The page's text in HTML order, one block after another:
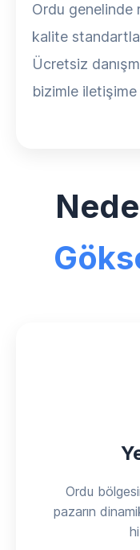
Ordu
kalite
Ücretsiz
bizimle
Ordu
pazarın